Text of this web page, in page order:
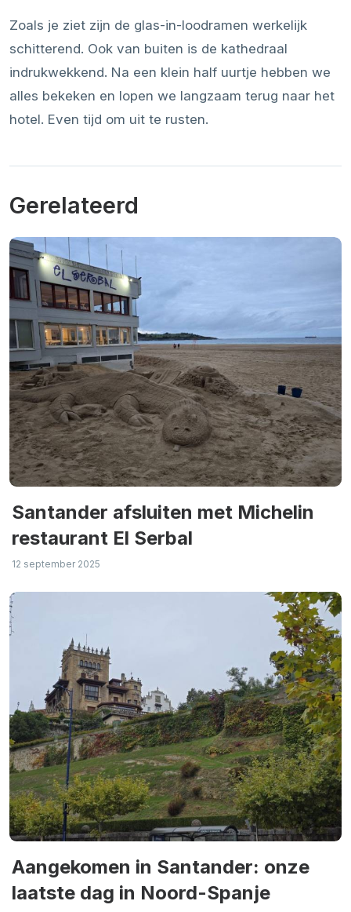
Zoals je ziet zijn de glas-in-loodramen werkelijk
schitterend. Ook van buiten is de kathedraal
indrukwekkend. Na een klein half uurtje hebben we
alles bekeken en lopen we langzaam terug naar het
hotel. Even tijd om uit te rusten.
Gerelateerd
Santander afsluiten met Michelin
restaurant El Serbal
12 september 2025
Aangekomen in Santander: onze
laatste dag in Noord-Spanje